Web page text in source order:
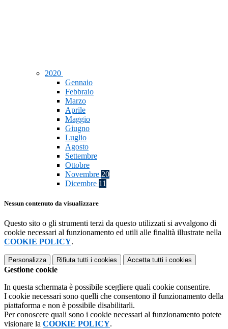
2020
Gennaio
Febbraio
Marzo
Aprile
Maggio
Giugno
Luglio
Agosto
Settembre
Ottobre
Novembre 20
Dicembre 11
Nessun contenuto da visualizzare
Questo sito o gli strumenti terzi da questo utilizzati si avvalgono di
cookie necessari al funzionamento ed utili alle finalità illustrate nella
COOKIE POLICY.
Personalizza Rifiuta tutti i cookies Accetta tutti i cookies
Gestione cookie
In questa schermata è possibile scegliere quali cookie consentire.
I cookie necessari sono quelli che consentono il funzionamento della
piattaforma e non è possibile disabilitarli.
Per conoscere quali sono i cookie necessari al funzionamento potete
visionare la COOKIE POLICY.